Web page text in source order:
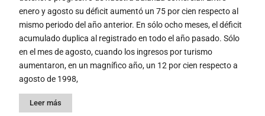
enero y agosto su déficit aumentó un 75 por cien respecto al
mismo periodo del año anterior. En sólo ocho meses, el déficit
acumulado duplica al registrado en todo el año pasado. Sólo
en el mes de agosto, cuando los ingresos por turismo
aumentaron, en un magnífico año, un 12 por cien respecto a
agosto de 1998,
Leer más